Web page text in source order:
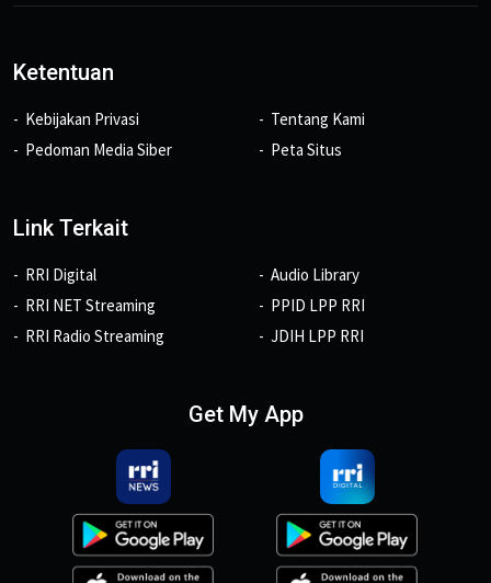
Ketentuan
Kebijakan Privasi
Pedoman Media Siber
Tentang Kami
Peta Situs
Link Terkait
RRI Digital
RRI NET Streaming
RRI Radio Streaming
Audio Library
PPID LPP RRI
JDIH LPP RRI
Get My App